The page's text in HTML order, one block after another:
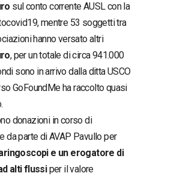
sul conto corrente AUSL con la
mentre 53 soggetti tra
hanno versato altri
, per un totale di circa 941.000
sono in arrivo dalla ditta USCO
GoFoundMe ha raccolto quasi
donazioni in corso di
da parte di AVAP Pavullo per
e un erogatore di
alti flussiper il valore